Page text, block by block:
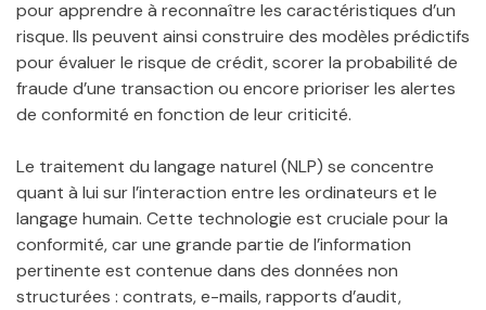
pour apprendre à reconnaître les caractéristiques d’un
risque. Ils peuvent ainsi construire des modèles prédictifs
pour évaluer le risque de crédit, scorer la probabilité de
fraude d’une transaction ou encore prioriser les alertes
de conformité en fonction de leur criticité.
Le traitement du langage naturel (NLP) se concentre
quant à lui sur l’interaction entre les ordinateurs et le
langage humain. Cette technologie est cruciale pour la
conformité, car une grande partie de l’information
pertinente est contenue dans des données non
structurées : contrats, e-mails, rapports d’audit,